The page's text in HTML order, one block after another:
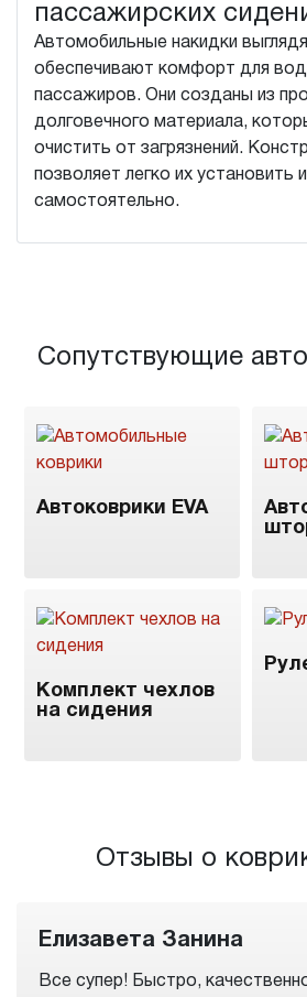
пассажирских
Автомобильные накидки
обеспечивают комфорт для
пассажиров. Они созданы из
долговечного материала,
очистить от загрязнений.
позволяет легко их установить
самостоятельно.
Сопутствующие
Автоковрики EVA
Комплект чехлов
на сидения
Отзывы о
Елизавета Занина
Все супер! Быстро,